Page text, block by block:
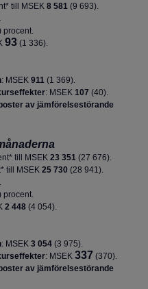
till MSEK 8 581 (9 693).
procent.
93 (1 336).
: MSEK 911 (1 369).
: MSEK 107 (40).
av jämförelsestörande
till MSEK 23 351 (27 676).
till MSEK 25 730 (28 941).
procent.
2 448 (4 054).
: MSEK 3 054 (3 975).
: MSEK 337 (370).
av jämförelsestörande